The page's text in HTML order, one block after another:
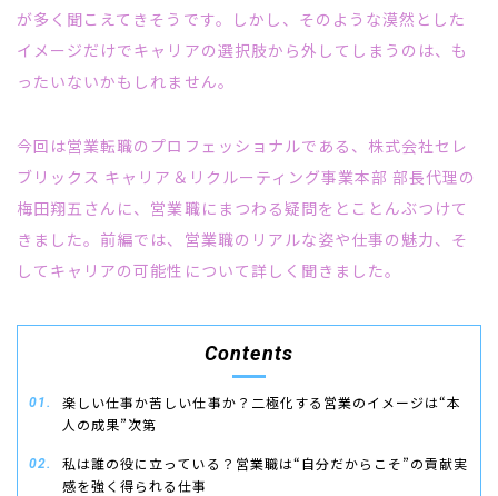
が多く聞こえてきそうです。しかし、そのような漠然とした
イメージだけでキャリアの選択肢から外してしまうのは、も
ったいないかもしれません。
今回は営業転職のプロフェッショナルである、株式会社セレ
ブリックス キャリア＆リクルーティング事業本部 部長代理の
梅田翔五さんに、営業職にまつわる疑問をとことんぶつけて
きました。前編では、営業職のリアルな姿や仕事の魅力、そ
してキャリアの可能性について詳しく聞きました。
Contents
楽しい仕事か苦しい仕事か？二極化する営業のイメージは“本
人の成果”次第
私は誰の役に立っている？営業職は“自分だからこそ”の貢献実
感を強く得られる仕事